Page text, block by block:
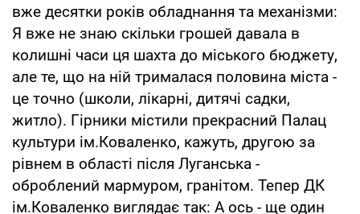
вже десятки років обладнання та механізми:
Я вже не знаю скільки грошей давала в
колишні часи ця шахта до міського бюджету,
але те, що на ній трималася половина міста -
це точно (школи, лікарні, дитячі садки,
житло). Гірники містили прекрасний Палац
культури ім.Коваленко, кажуть, другою за
рівнем в області після Луганська -
оброблений мармуром, гранітом. Тепер ДК
ім.Коваленко виглядає так: А ось - ще один